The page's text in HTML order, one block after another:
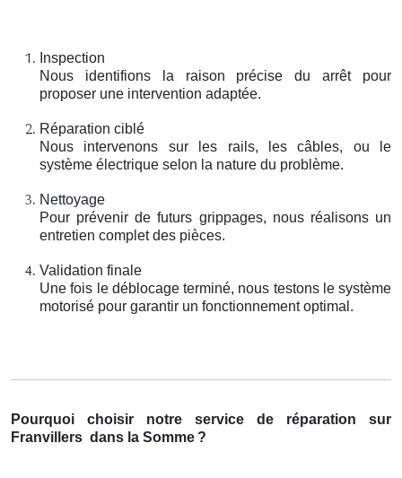
Inspection
Nous identifions la raison précise du arrêt pour
proposer une intervention adaptée.
Réparation ciblé
Nous intervenons sur les rails, les câbles, ou le
système électrique selon la nature du problème.
Nettoyage
Pour prévenir de futurs grippages, nous réalisons un
entretien complet des pièces.
Validation finale
Une fois le déblocage terminé, nous testons le système
motorisé pour garantir un fonctionnement optimal.
Pourquoi choisir notre service de réparation sur
Franvillers dans la Somme ?